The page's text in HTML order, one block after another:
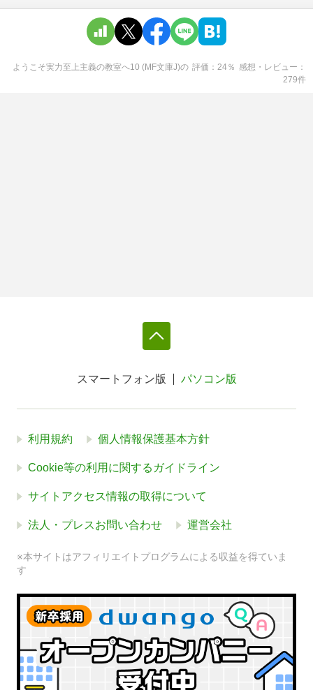
ようこそ実力至上主義の教室へ10 (MF文庫J)の 評価 24％ 感想・レビュー
279件
スマートフォン版 パソコン版
利用規約 個人情報保護基本方針
Cookie等の利用に関するガイドライン
サイトアクセス情報の取得について
法人・プレスお問い合わせ 運営会社
※本サイトはアフィリエイトプログラムによる収益を得ていま
す